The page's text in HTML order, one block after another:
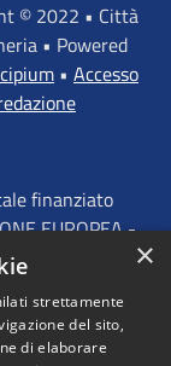
© 2022 • Città
• Powered
• Accesso
finanziato
EUROPEA -
STRUTTURALI
- Programma
FESR Sicilia
×
strettamente
del sito,
di elaborare